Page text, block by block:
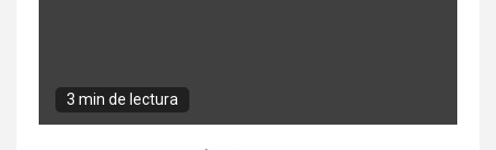
3 min de lectura